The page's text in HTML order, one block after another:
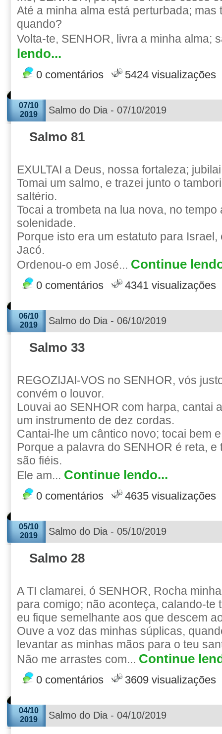
Até a minha alma está perturbada; mas
quando?
Volta-te, SENHOR, livra a minha alma;
lendo...
0 comentários 5424 visualizações
07/10
2019
Salmo do Dia - 07/10/2019
Salmo 81
EXULTAI a Deus, nossa fortaleza;
Tomai um salmo, e trazei junto o
saltério.
Tocai a trombeta na lua nova, no
solenidade.
Porque isto era um estatuto para
Jacó.
Ordenou-o em José... Continue
0 comentários 4341 visualizações
06/10
2019
Salmo do Dia - 06/10/2019
Salmo 33
REGOZIJAI-VOS no SENHOR, vós
convém o louvor.
Louvai ao SENHOR com harpa, cantai
um instrumento de dez cordas.
Cantai-lhe um cântico novo; tocai bem
Porque a palavra do SENHOR é reta,
são fiéis.
Ele am... Continue lendo...
0 comentários 4635 visualizações
05/10
2019
Salmo do Dia - 05/10/2019
Salmo 28
A TI clamarei, ó SENHOR, Rocha
para comigo; não aconteça, calando-te
eu fique semelhante aos que descem
Ouve a voz das minhas súplicas,
levantar as minhas mãos para o teu
Não me arrastes com... Continue
0 comentários 3609 visualizações
04/10
2019
Salmo do Dia - 04/10/2019